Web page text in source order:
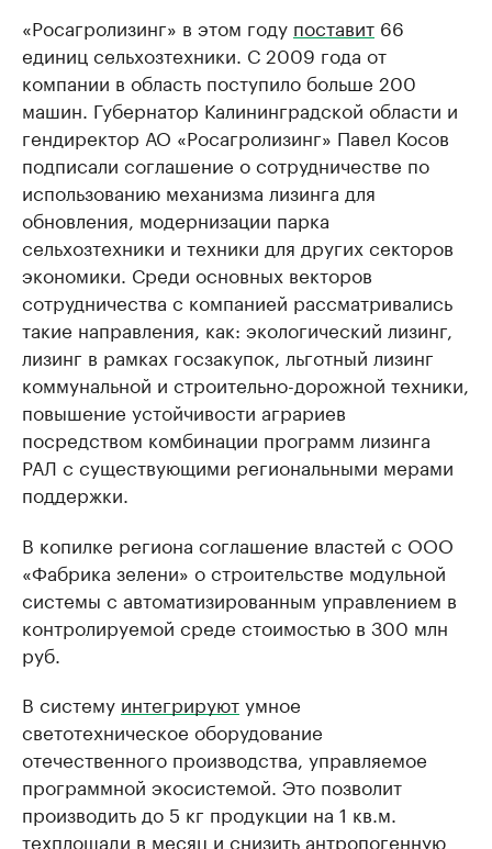
«Росагролизинг» в этом году поставит 66
единиц сельхозтехники. С 2009 года от
компании в область поступило больше 200
машин. Губернатор Калининградской области и
гендиректор АО «Росагролизинг» Павел Косов
подписали соглашение о сотрудничестве по
использованию механизма лизинга для
обновления, модернизации парка
сельхозтехники и техники для других секторов
экономики. Среди основных векторов
сотрудничества с компанией рассматривались
такие направления, как: экологический лизинг,
лизинг в рамках госзакупок, льготный лизинг
коммунальной и строительно-дорожной техники,
повышение устойчивости аграриев
посредством комбинации программ лизинга
РАЛ с существующими региональными мерами
поддержки.
В копилке региона соглашение властей с ООО
«Фабрика зелени» о строительстве модульной
системы с автоматизированным управлением в
контролируемой среде стоимостью в 300 млн
руб.
В систему интегрируютумное
светотехническое оборудование
отечественного производства, управляемое
программной экосистемой. Это позволит
производить до 5 кг продукции на 1 кв.м.
техплощади в месяц и снизить антропогенную